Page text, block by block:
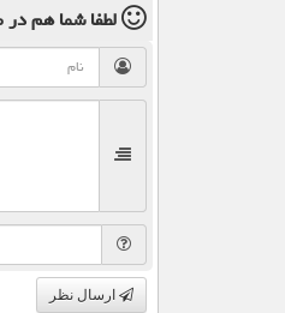
لطفا شما همدر
ارسال نظر